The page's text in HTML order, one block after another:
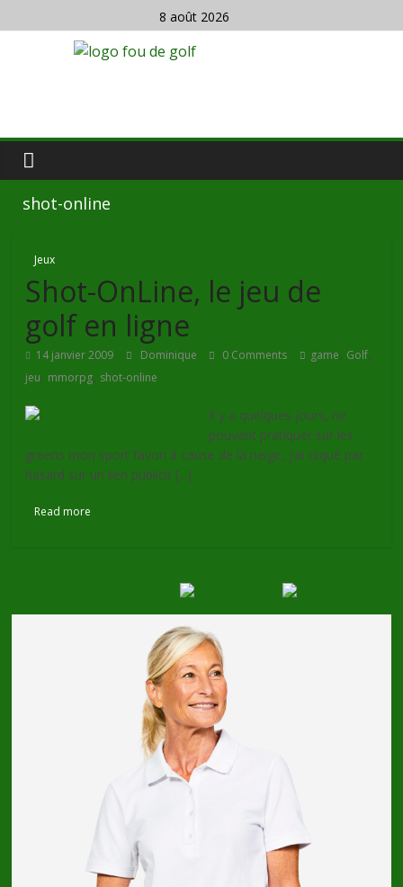
8 août 2026
shot-online
Jeux
Shot-OnLine, le jeu de
golf en ligne
14 janvier 2009 Dominique 0 Comments game, Golf,
jeu, mmorpg, shot-online
Il y a quelques jours, ne
pouvant pratiquer sur les
greens mon sport favori à cause de la neige, j’ai cliqué par
hasard sur un lien publicit [...]
Read more